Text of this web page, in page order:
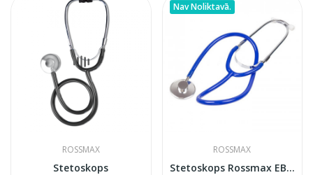
ROSSMAX
Stetoskops
Nav Noliktavā.
ROSSMAX
Stetoskops Rossmax EB100 zīls